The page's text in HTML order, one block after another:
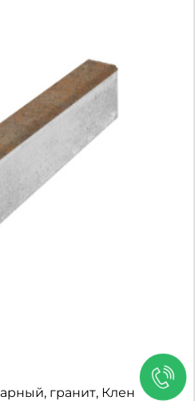
600-302
Телефон
гранит, Клен